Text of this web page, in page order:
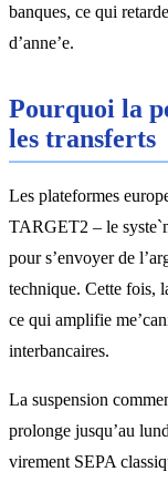
banques, ce qui
d’anne’e.
Pourquoi la
les transferts
Les plateformes
TARGET2 – le
pour s’envoyer de
technique. Cette fois,
ce qui amplifie
interbancaires.
La suspension
prolonge jusqu’au
virement SEPA